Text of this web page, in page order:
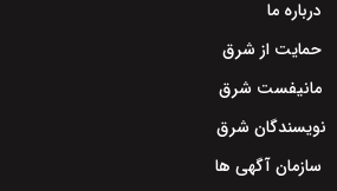
درباره ما
حمایت از شرق
مانیفست شرق
نویسندگان شرق
سازمان آگهی ها